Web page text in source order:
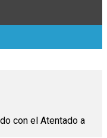
con el Atentado a